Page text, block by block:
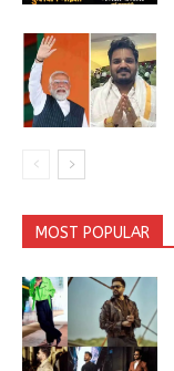
MOST POPULAR